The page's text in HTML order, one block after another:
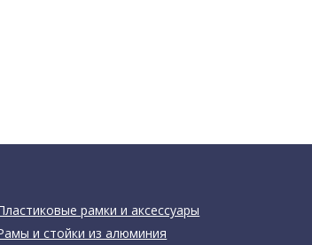
рамки и аксессуары
и стойки из алюминия